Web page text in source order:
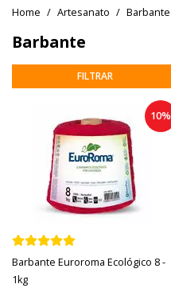
Artesanato Barbante
Barbante
Barbante Euroroma Ecológico 8 -
1kg
10%